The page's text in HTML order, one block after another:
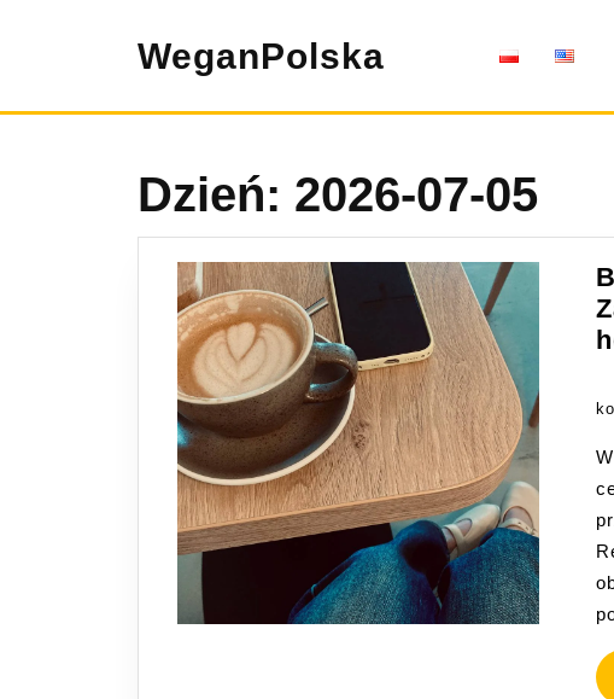
WeganPolska
Dzień: 2026-07-05
W samym Zakopanem potwierdzony,